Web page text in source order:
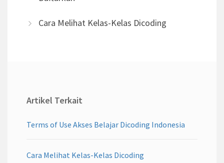
Cara Melihat Kelas-Kelas Dicoding
Artikel Terkait
Terms of Use Akses Belajar Dicoding Indonesia
Cara Melihat Kelas-Kelas Dicoding